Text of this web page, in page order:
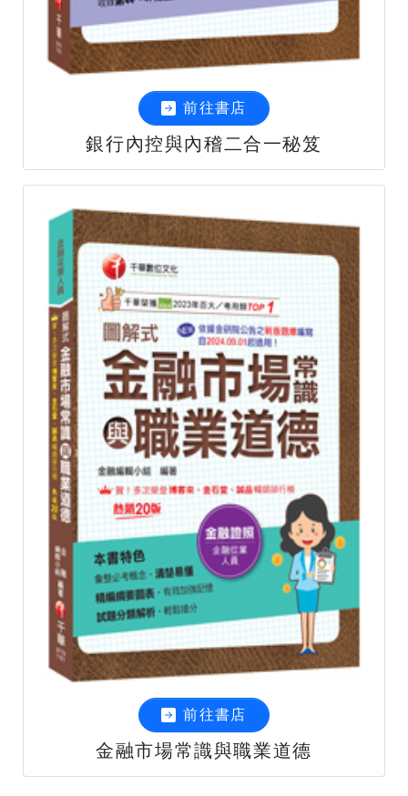
前往書店
銀行內控與內稽二合一秘笈
前往書店
金融市場常識與職業道德